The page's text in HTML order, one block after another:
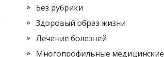
Без рубрики
Здоровый образ жизни
Лечение болезней
Многопрофильные медицинские